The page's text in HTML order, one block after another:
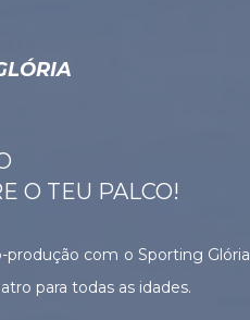
O TEU PALCO!
com o Sporting Glória
para todas as idades.